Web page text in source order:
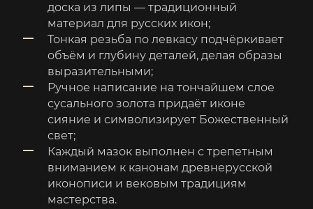
доска из липы — традиционный
материал для русских икон;
Тонкая резьба по левкасу подчёркивает
объём и глубину деталей, делая образы
выразительными;
Ручное написание на тончайшем слое
сусального золота придаёт иконе
сияние и символизирует Божественный
свет;
Каждый мазок выполнен с трепетным
вниманием к канонам древнерусской
иконописи и вековым традициям
мастерства.